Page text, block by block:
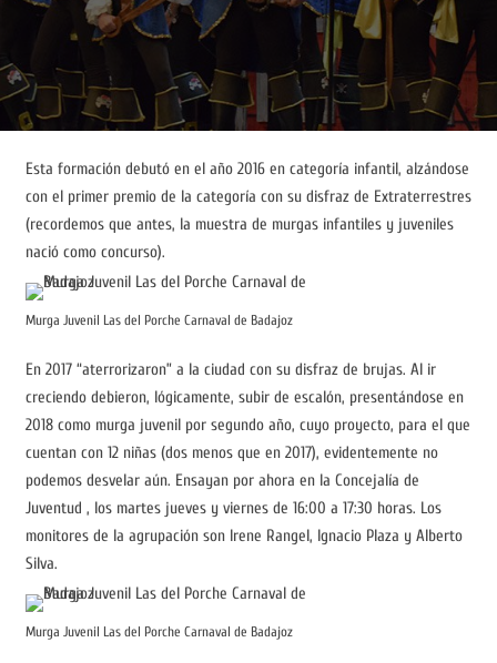
Esta formación debutó en el año 2016 en categoría infantil, alzándose
con el primer premio de la categoría con su disfraz de Extraterrestres
(recordemos que antes, la muestra de murgas infantiles y juveniles
nació como concurso).
Murga Juvenil Las del Porche Carnaval de Badajoz
En 2017 “aterrorizaron” a la ciudad con su disfraz de brujas. Al ir
creciendo debieron, lógicamente, subir de escalón, presentándose en
2018 como murga juvenil por segundo año, cuyo proyecto, para el que
cuentan con 12 niñas (dos menos que en 2017), evidentemente no
podemos desvelar aún. Ensayan por ahora en la Concejalía de
Juventud , los martes jueves y viernes de 16:00 a 17:30 horas. Los
monitores de la agrupación son Irene Rangel, Ignacio Plaza y Alberto
Silva.
Murga Juvenil Las del Porche Carnaval de Badajoz